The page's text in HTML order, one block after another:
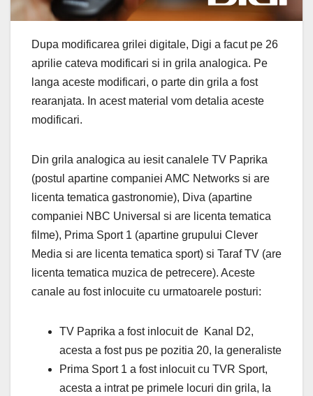
Dupa modificarea grilei digitale, Digi a facut pe 26
aprilie cateva modificari si in grila analogica. Pe
langa aceste modificari, o parte din grila a fost
rearanjata. In acest material vom detalia aceste
modificari.
Din grila analogica au iesit canalele TV Paprika
(postul apartine companiei AMC Networks si are
licenta tematica gastronomie), Diva (apartine
companiei NBC Universal si are licenta tematica
filme), Prima Sport 1 (apartine grupului Clever
Media si are licenta tematica sport) si Taraf TV (are
licenta tematica muzica de petrecere). Aceste
canale au fost inlocuite cu urmatoarele posturi:
TV Paprika a fost inlocuit de Kanal D2,
acesta a fost pus pe pozitia 20, la generaliste
Prima Sport 1 a fost inlocuit cu TVR Sport,
acesta a intrat pe primele locuri din grila, la